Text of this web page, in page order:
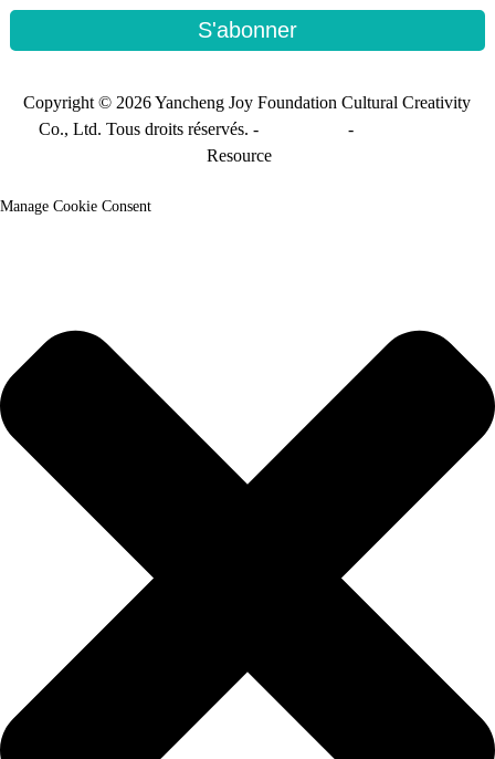
S'abonner
Copyright © 2026 Yancheng Joy Foundation Cultural Creativity
Co., Ltd. Tous droits réservés. -
-
Resource
Manage Cookie Consent